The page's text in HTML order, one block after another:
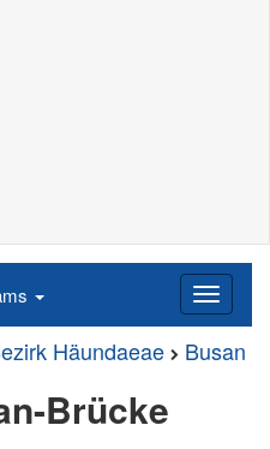
Häundaeae Busan
Brücke